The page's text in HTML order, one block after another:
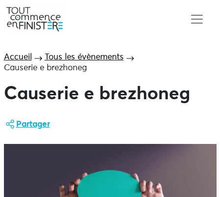
Accueil
Tous les évènements
Causerie e brezhoneg
Causerie e brezhoneg
Partager